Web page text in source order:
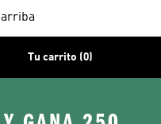
arriba
Tu carrito (0)